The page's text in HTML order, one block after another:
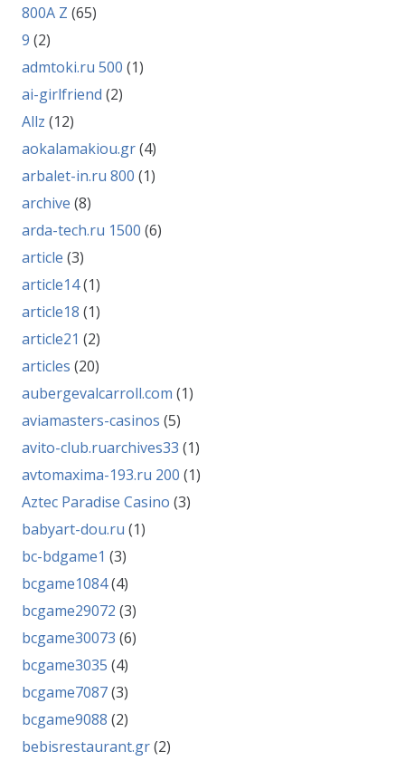
800A Z (65)
9 (2)
admtoki.ru 500 (1)
ai-girlfriend (2)
Allz (12)
aokalamakiou.gr(4)
arbalet-in.ru 800 (1)
archive (8)
arda-tech.ru 1500 (6)
article (3)
article14(1)
article18 (1)
article21 (2)
articles (20)
aubergevalcarroll.com (1)
aviamasters-casinos (5)
avito-club.ruarchives33 (1)
avtomaxima-193.ru 200 (1)
Aztec Paradise Casino (3)
babyart-dou.ru (1)
bc-bdgame1 (3)
bcgame1084(4)
bcgame29072 (3)
bcgame30073 (6)
bcgame3035 (4)
bcgame7087(3)
bcgame9088 (2)
bebisrestaurant.gr(2)